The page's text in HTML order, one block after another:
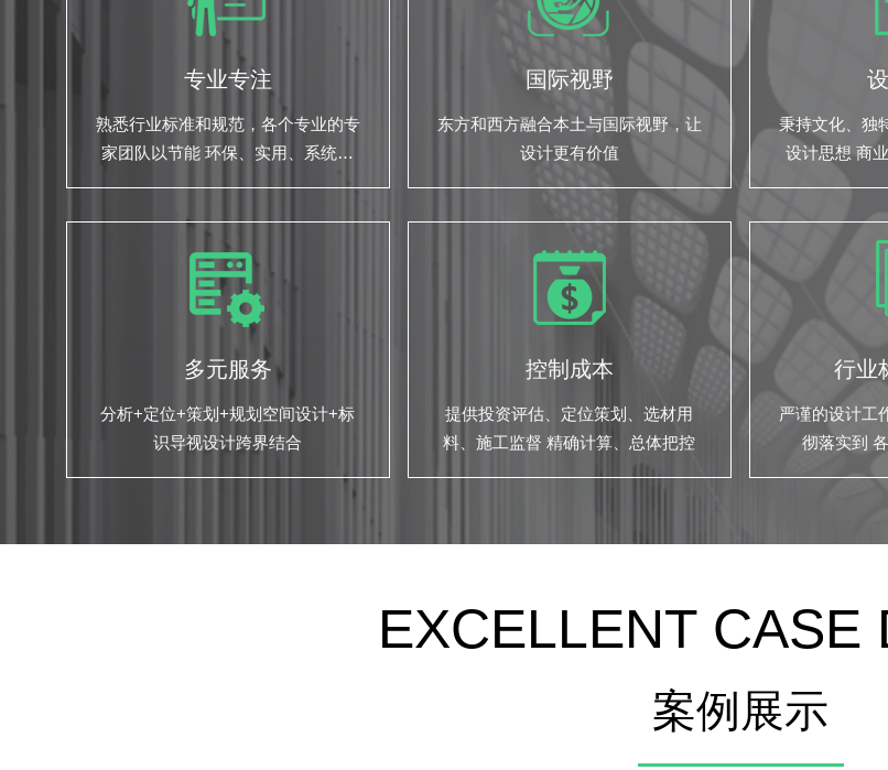
专业专注
熟悉行业标准和规范，各个专业的专
家团队以节能 环保、实用、系统性
国际视野
东方和西方融合本土与国际视野，让
设计更有价值
秉持文化、独
设计思想 商
多元服务
分析+定位+策划+规划空间设计+标
识导视设计跨界结合
控制成本
提供投资评估、定位策划、选材用
料、施工监督 精确计算、总体把控
行业
严谨的设计工
彻落实到
EXCELLENT CASE
案例展示